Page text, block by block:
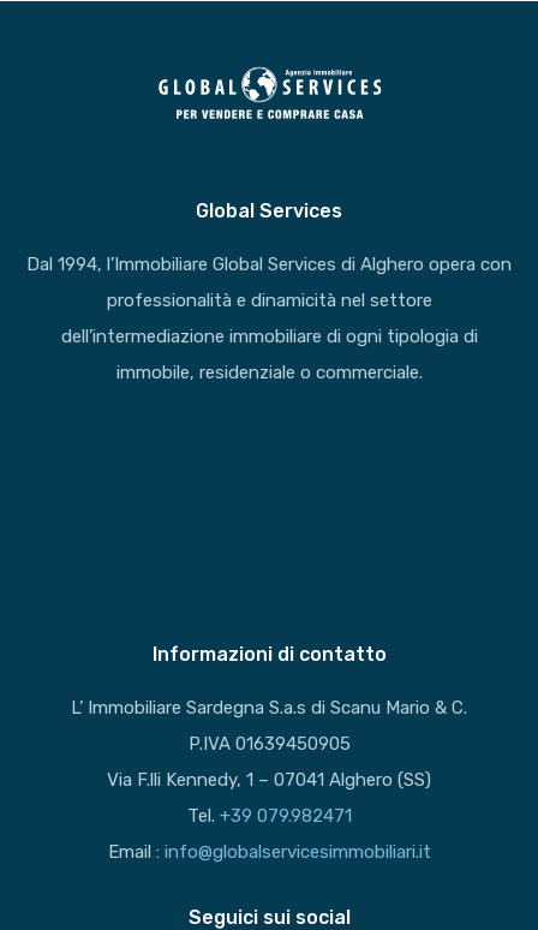
Global Services
Dal 1994, l’Immobiliare Global Services di Alghero opera con
professionalità e dinamicità nel settore
dell’intermediazione immobiliare di ogni tipologia di
immobile, residenziale o commerciale.
Informazioni di contatto
L’ Immobiliare Sardegna S.a.s di Scanu Mario & C.
P.IVA 01639450905
Via F.lli Kennedy, 1 – 07041 Alghero (SS)
Tel. +39 079.982471
Email : info@globalservicesimmobiliari.it
Seguici sui social